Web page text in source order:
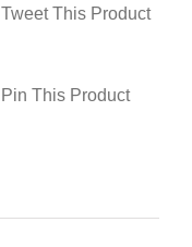
Tweet This Product
Pin This Product